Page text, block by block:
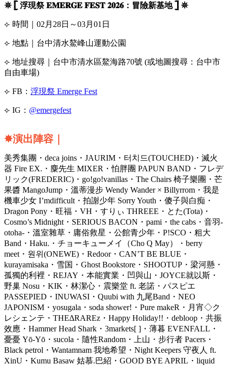
𖤓 𓊈 浮現祭 𝐄𝐌𝐄𝐑𝐆𝐄 𝐅𝐄𝐒𝐓 𝟐𝟎𝟐𝟔：冒險新基地 𓊉 𖤓
⟣ 時間｜02月28日～03月01日
⟣ 地點｜台中清水鰲峰山運動公園
⟣ 地址搜尋｜台中市清水區鰲海路70號 (或地圖搜尋：台中市
自由車場)
⟣ FB： 浮現祭 Emerge Fest
⟣ IG： @emergefest
✸演出陣容 ｜
美秀集團・deca joins・JAURIM・터치드(TOUCHED)・滅火
器 Fire EX.・麋先生 MIXER・怕胖團 PAPUN BAND・フレデ
リック(FREDERIC)・go!go!vanillas・The Chairs 椅子樂團・芒
果醬 MangoJump・溫蒂漫步 Wendy Wander × Billyrrom・我是
機車少女 I’mdifficult・拍謝少年 Sorry Youth・傻子與白痴・
Dragon Pony・旺福・VH・すりぃ THREEE・とた(Tota)・
Cosmo’s Midnight・SERIOUS BACON・pami・the cabs・音羽-
otoha-・溫室雜草・庸俗救星・公館青少年・P!SCO・粗大
Band・Haku.・チョーキューメイ（Cho Q May）・berry
meet・원위(ONEWE)・Redoor・CAN’T BE BLUE・
kurayamisaka・雪国・Ghost Bookstore・SHOOTUP・梁河懸・
孤獨的利裡・REJAY・本能實業・凹與山・JOYCE就以斯・
野巢 Nosu・KIK・林潔心・震樂堂 ft. 老諾・パスピエ
PASSEPIED・INUWASI・Quubi with 九尾Band・NEO
JAPONISM・yosugala・soda shower!・Pure makeR・月宵◇ク
レシェンテ・THEΔRAREz・Happy Holiday!!・debloop・共振
效應・Hammer Head Shark・3markets[ ]・薄暮 EVENFALL・
憂憂 Yō-Yō・sucola・隨性Random・上山・步行者 Pacers・
Black petrol・Wantamnam 我地希望・Night Keepers 守夜人 ft.
XinU・Kumu Basaw 姑慕.巴紹・GOOD BYE APRIL・liquid